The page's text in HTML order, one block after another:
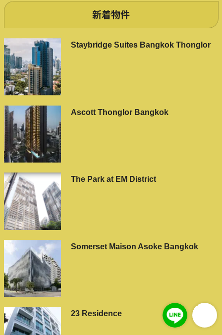
新着物件
Staybridge Suites Bangkok Thonglor
Ascott Thonglor Bangkok
The Park at EM District
Somerset Maison Asoke Bangkok
23 Residence